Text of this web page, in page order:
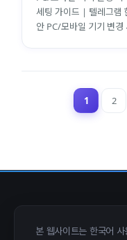
세팅 가이드 | 텔레그램
안 PC/모바일 기기 변
1 2
본 웹사이트는 한국어